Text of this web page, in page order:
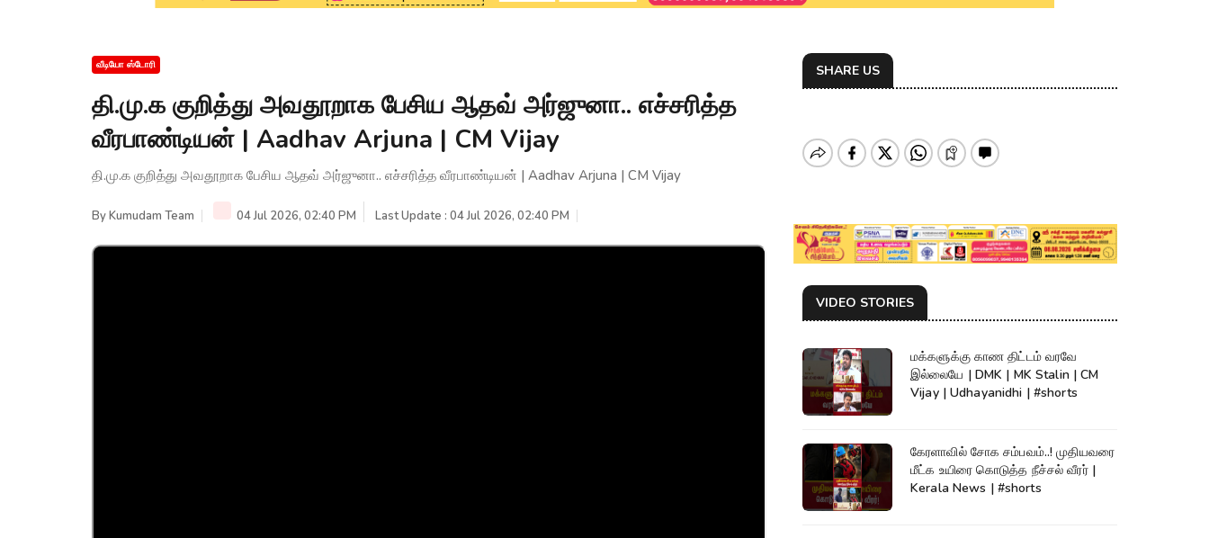
வீடியோ ஸ்டோரி
தி.மு.க குறித்து அவதூறாக பேசிய ஆதவ் அர்ஜுனா.. எச்சரித்த
வீரபாண்டியன் | Aadhav Arjuna | CM Vijay
தி.மு.க குறித்து அவதூறாக பேசிய ஆதவ் அர்ஜுனா.. எச்சரித்த வீரபாண்டியன் | Aadhav Arjuna | CM Vijay
ByKumudam Team 04 Jul 2026, 02:40 PM Last Update : 04 Jul 2026, 02:40 PM
SHARE US
VIDEO STORIES
மக்களுக்கு காண திட்டம் வரவே
இல்லையே | DMK | MK Stalin | CM
Vijay | Udhayanidhi | #shorts
கேரளாவில் சோக சம்பவம்..! முதியவரை
மீட்க உயிரை கொடுத்த நீச்சல் வீரர் |
Kerala News | #shorts